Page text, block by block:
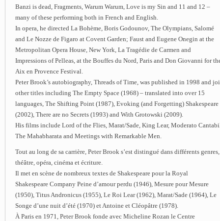
Banzi is dead, Fragments, Warum Warum, Love is my Sin and 11 and 12 –
many of these performing both in French and English.
In opera, he directed La Bohème, Boris Godounov, The Olympians, Salomé
and Le Nozze de Figaro at Covent Garden; Faust and Eugene Onegin at the
Metropolitan Opera House, New York, La Tragédie de Carmen and
Impressions of Pelleas, at the Bouffes du Nord, Paris and Don Giovanni for
Aix en Provence Festival.
Peter Brook’s autobiography, Threads of Time, was published in 1998 and
other titles including The Empty Space (1968) – translated into over 15
languages, The Shifting Point (1987), Evoking (and Forgetting) Shakespeare
(2002), There are no Secrets (1993) and With Grotowski (2009).
His films include Lord of the Flies, Marat/Sade, King Lear, Moderato
The Mahabharata and Meetings with Remarkable Men.
Tout au long de sa carrière, Peter Brook s’est distingué dans différents genres,
théâtre, opéra, cinéma et écriture.
Il met en scène de nombreux textes de Shakespeare pour la Royal
Shakespeare Company Peine d’amour perdu (1946), Mesure pour Mesure
(1950), Titus Andronicus (1955), Le Roi Lear (1962), Marat/Sade (1964), Le
Songe d’une nuit d’été (1970) et Antoine et Cléopâtre (1978).
À Paris en 1971, Peter Brook fonde avec Micheline Rozan le Centre